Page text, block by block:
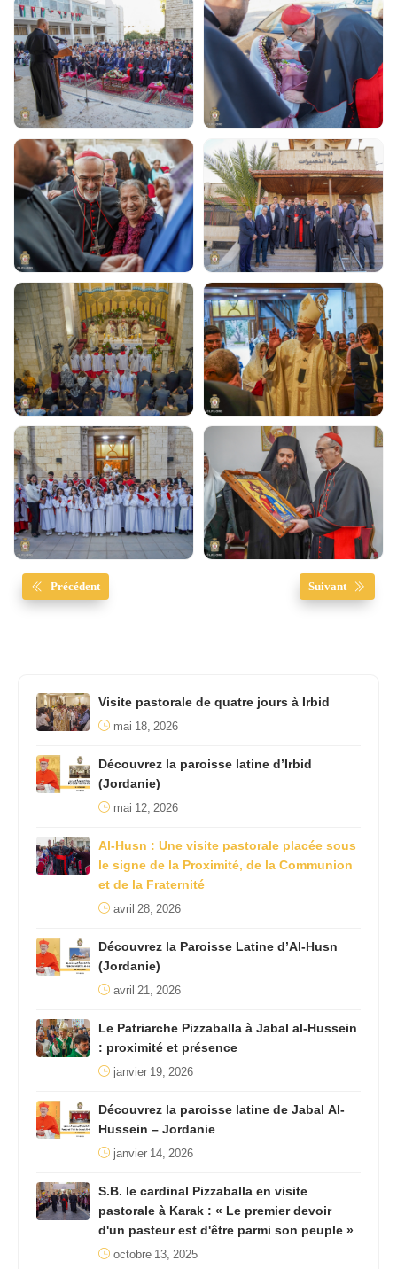
Précédent Suivant
Visite pastorale de quatre jours à Irbid
mai 18, 2026
Découvrez la paroisse latine d’Irbid
(Jordanie)
mai 12, 2026
Al-Husn : Une visite pastorale placée sous
le signe de la Proximité, de la Communion
et de la Fraternité
avril 28, 2026
Découvrez la Paroisse Latine d’Al-Husn
(Jordanie)
avril 21, 2026
Le Patriarche Pizzaballa à Jabal al-Hussein
: proximité et présence
janvier 19, 2026
Découvrez la paroisse latine de Jabal Al-
Hussein – Jordanie
janvier 14, 2026
S.B. le cardinal Pizzaballa en visite
pastorale à Karak : « Le premier devoir
d'un pasteur est d'être parmi son peuple »
octobre 13, 2025